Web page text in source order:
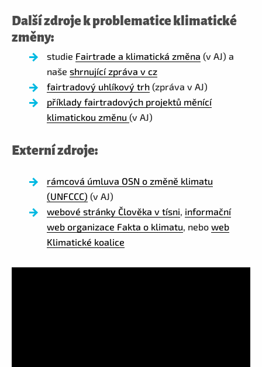
Další zdroje k problematice klimatické
změny:
studie Fairtrade a klimatická změna (v AJ) a
naše shrnující zpráva v cz
fairtradový uhlíkový trh (zpráva v AJ)
příklady fairtradových projektů měnící
klimatickou změnu (v AJ)
Externí zdroje:
rámcová úmluva OSN o změně klimatu
(UNFCCC) (v AJ)
webové stránky Člověka v tísni, informační
web organizace Fakta o klimatu, nebo web
Klimatické koalice